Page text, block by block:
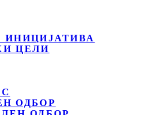
ИНИЦИЈАТИВА
ЦЕЛИ
ОДБОР